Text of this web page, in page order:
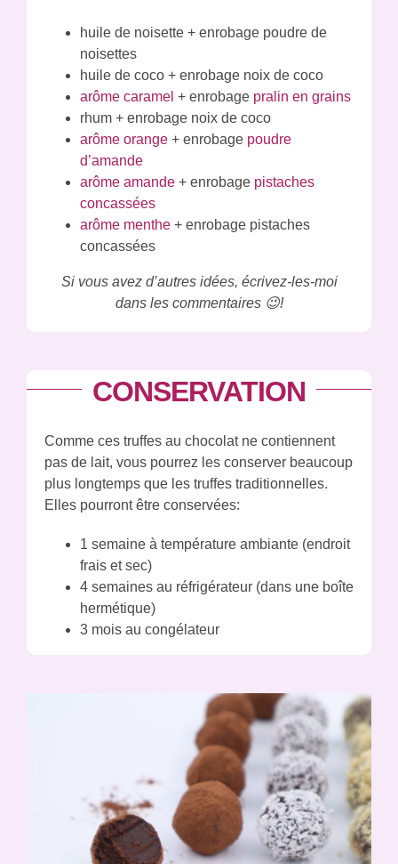
huile de noisette + enrobage poudre de
noisettes
huile de coco + enrobage noix de coco
arôme caramel + enrobage pralin en grains
rhum + enrobage noix de coco
arôme orange + enrobage poudre
d’amande
arôme amande + enrobage pistaches
concassées
arôme menthe + enrobage pistaches
concassées
Si vous avez d’autres idées, écrivez-les-moi
dans les commentaires 😉!
CONSERVATION
Comme ces truffes au chocolat ne contiennent
pas de lait, vous pourrez les conserver beaucoup
plus longtemps que les truffes traditionnelles.
Elles pourront être conservées:
1 semaine à température ambiante (endroit
frais et sec)
4 semaines au réfrigérateur (dans une boîte
hermétique)
3 mois au congélateur